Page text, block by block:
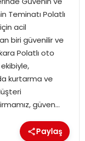
Teminatı Polatlı
acil
biri güvenilir ve
Polatlı oto
kurtarma ve
güven…
Paylaş